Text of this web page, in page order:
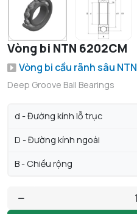
Vòng bi NTN 6202CM
Vòng bi cầu rãnh sâu NTN
Deep Groove Ball Bearings
d - Đường kính lỗ trục
D - Đường kính ngoài
B - Chiều rộng